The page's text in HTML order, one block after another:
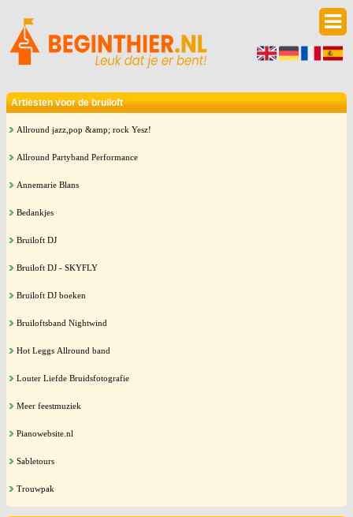
Artiesten voor de bruiloft
Allround jazz,pop &amp; rock Yesz!
Allround Partyband Performance
Annemarie Blans
Bedankjes
Bruiloft DJ
Bruiloft DJ - SKYFLY
Bruiloft DJ boeken
Bruiloftsband Nightwind
Hot Leggs Allround band
Louter Liefde Bruidsfotografie
Meer feestmuziek
Pianowebsite.nl
Sabletours
Trouwpak